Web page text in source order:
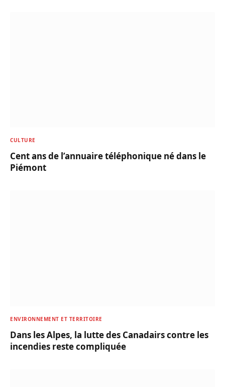
CULTURE
Cent ans de l’annuaire téléphonique né dans le
Piémont
ENVIRONNEMENT ET TERRITOIRE
Dans les Alpes, la lutte des Canadairs contre les
incendies reste compliquée